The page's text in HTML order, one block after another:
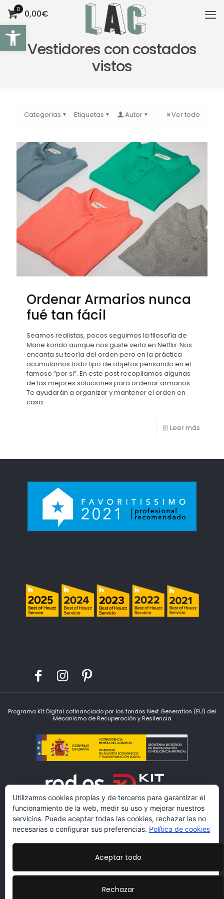
Abrir barra de herramientas
0 0,00€
Vestidores con costados
vistos
Categorias Etiquetas Autor Ver todo
Ordenar Armarios nunca
fué tan fácil
Seamos realistas, pocos seguimos la filosofía de
Marie kondo aunque nos guste verla en Netflix. Nos
encanta su teoría del orden pero en la práctica
acumulamos todo tipo de objetos pensando en el
famoso “por si”. En este post recopilamos algunas
de las mejores soluciones para ordenar armarios.
Te ayudarán a organizar y mantener el orden en
casa.
Leer más
Programa Kit Digital cofinanciado por los fondos Next Generation (EU) del
Mecanismo de Recuperación y Resilencia
www.lacarmariosyvestidores.com
Política de Protección de Datos
|Más información sobre las
Utilizamos cookies propias y de terceros para garantizar el
funcionamiento de la web, medir su uso y mejorar nuestros
servicios. Puede aceptar todas las cookies, rechazar las no
necesarias o configurar sus preferencias. Política de cookies
Aceptar todo
Rechazar